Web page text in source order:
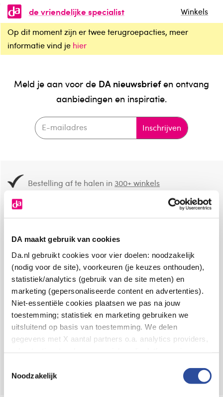
DA maakt gebruik van cookies
Da.nl gebruikt cookies voor vier doelen: noodzakelijk
(nodig voor de site), voorkeuren (je keuzes onthouden),
statistiek/analytics (gebruik van de site meten) en
marketing (gepersonaliseerde content en advertenties).
Niet-essentiële cookies plaatsen we pas na jouw
toestemming; statistiek en marketing gebruiken we
uitsluitend op basis van toestemming. We delen
gegevens met X aantal partners o.a. analytics providers,
en de bewaartermijnen per categorie. Je kunt je keuze op
Noodzakelijk
de vriendelijke specialist
Winkels
Op dit moment zijn er twee terugroepacties, meer
informatie vind je hier
Meld je aan voor de DA nieuwsbriefen ontvang
aanbiedingen en inspiratie.
Inschrijven
Bestelling af te halen in300+ winkels
8.6 uit4.106 reviews
Over DA
Klantenservice
Assortiment
VolgDAop: